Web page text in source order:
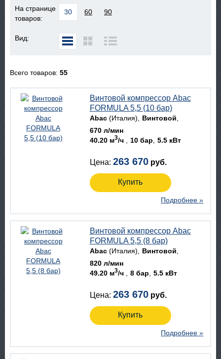
На странице
товаров:
30 60 90
Вид:
Всего товаров: 55
Винтовой компрессор Abac
FORMULA 5,5 (10 бар)
Abac(Италия)
Винтовой
670 л/мин
40.20 м3/ч 10 бар 5.5 кВт
Цена: 263 670 руб.
Купить
Подробнее »
Винтовой компрессор Abac
FORMULA 5,5 (8 бар)
Abac(Италия)
Винтовой
820 л/мин
49.20 м3/ч 8 бар 5.5 кВт
Цена: 263 670 руб.
Купить
Подробнее »